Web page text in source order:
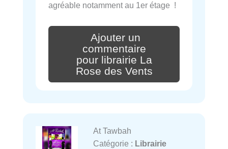
agréable notamment au 1er étage !
Ajouter un
commentaire
pour librairie La
Rose des Vents
At Tawbah
Catégorie : Librairie